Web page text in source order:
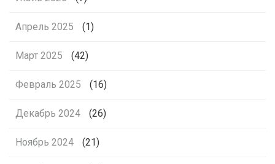
Апрель 2025 (1)
Март 2025 (42)
Февраль 2025 (16)
Декабрь 2024 (26)
Ноябрь 2024 (21)